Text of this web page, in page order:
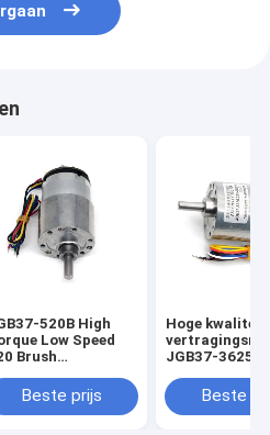
520B High
Low Speed
Brush
Motor DC
Gearbox
Beste prijs
Hoge kwaliteit
JGB37-3625
borstelloze
motor
Beste